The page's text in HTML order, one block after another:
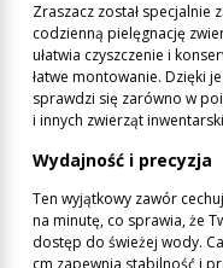
Zraszacz został specjalnie
codzienną pielęgnację
ułatwia czyszczenie i
łatwe montowanie. Dzięki
sprawdzi się zarówno w
i innych zwierząt
Wydajność i precyzja
Ten wyjątkowy zawór
na minutę, co sprawia, że
dostęp do świeżej wody.